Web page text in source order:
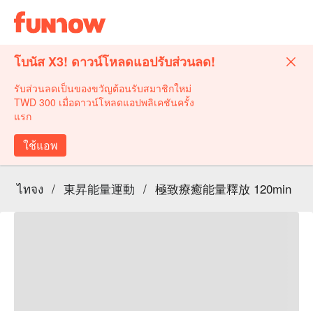
โบนัส X3! ดาวน์โหลดแอปรับส่วนลด!
รับส่วนลดเป็นของขวัญต้อนรับสมาชิกใหม่
TWD 300 เมื่อดาวน์โหลดแอปพลิเคชันครั้ง
แรก
ใช้แอพ
ไทจง / 東昇能量運動 / 極致療癒能量釋放 120min